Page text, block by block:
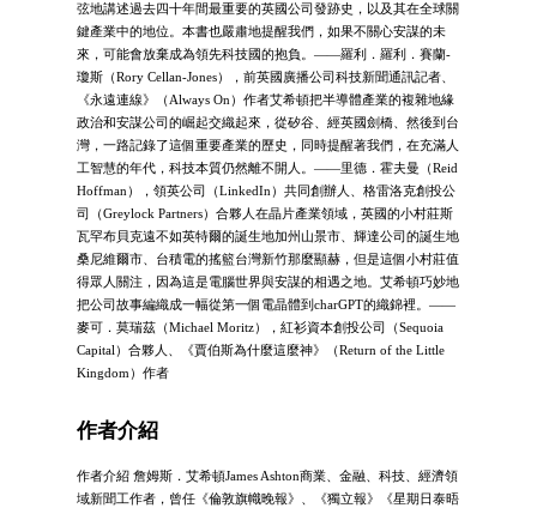
弦地講述過去四十年間最重要的英國公司發跡史，以及其在全球關
鍵產業中的地位。本書也嚴肅地提醒我們，如果不關心安謀的未
來，可能會放棄成為領先科技國的抱負。――羅利．羅利．賽蘭-
瓊斯（Rory Cellan-Jones），前英國廣播公司科技新聞通訊記者、
《永遠連線》（Always On）作者艾希頓把半導體產業的複雜地緣
政治和安謀公司的崛起交織起來，從矽谷、經英國劍橋、然後到台
灣，一路記錄了這個重要產業的歷史，同時提醒著我們，在充滿人
工智慧的年代，科技本質仍然離不開人。――里德．霍夫曼（Reid
Hoffman），領英公司（LinkedIn）共同創辦人、格雷洛克創投公
司（Greylock Partners）合夥人在晶片產業領域，英國的小村莊斯
瓦罕布貝克遠不如英特爾的誕生地加州山景市、輝達公司的誕生地
桑尼維爾市、台積電的搖籃台灣新竹那麼顯赫，但是這個小村莊值
得眾人關注，因為這是電腦世界與安謀的相遇之地。艾希頓巧妙地
把公司故事編織成一幅從第一個電晶體到charGPT的織錦裡。――
麥可．莫瑞茲（Michael Moritz），紅衫資本創投公司（Sequoia
Capital）合夥人、《賈伯斯為什麼這麼神》（Return of the Little
Kingdom）作者
作者介紹
作者介紹 詹姆斯．艾希頓James Ashton商業、金融、科技、經濟領
域新聞工作者，曾任《倫敦旗幟晚報》、《獨立報》《星期日泰晤